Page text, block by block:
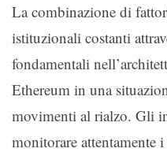
La combinazione di
istituzionali costanti
fondamentali
Ethereum in una
movimenti al rialzo. Gli
monitorare attentamente